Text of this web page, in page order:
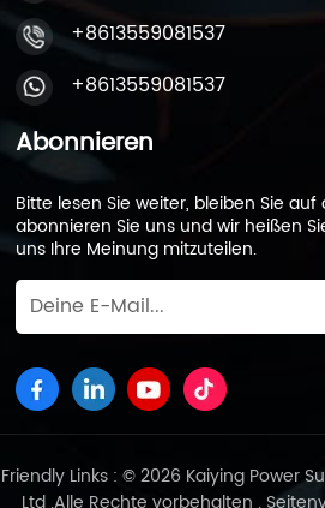
+8613559081537
+8613559081537
Abonnieren
Bitte lesen Sie weiter, bleiben Sie
abonnieren Sie uns und wir heißen
uns Ihre Meinung mitzuteilen.
Friendly Links : © 2026 Kaiying Power